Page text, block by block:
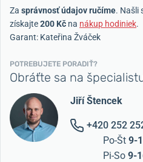
Za správnosť údajov ručíme. Našli
získajte200 Kč na nákup hodiniek.
Garant: Kateřina Žváček
POTREBUJETE PORADIŤ?
Obráťte sa na
Jiří Štencek
+420 252
Po-Št 9-
Pi-So 9-